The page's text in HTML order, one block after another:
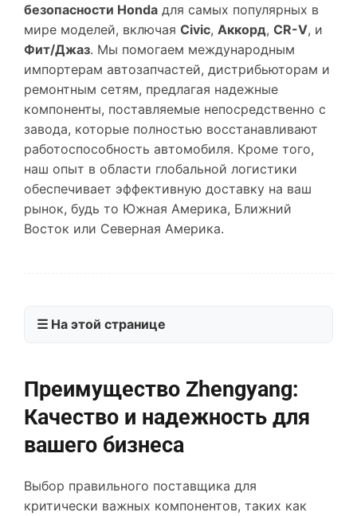
безопасности Honda для самых популярных в
мире моделей, включая Civic, Аккорд, CR-V, и
Фит/Джаз. Мы помогаем международным
импортерам автозапчастей, дистрибьюторам и
ремонтным сетям, предлагая надежные
компоненты, поставляемые непосредственно с
завода, которые полностью восстанавливают
работоспособность автомобиля. Кроме того,
наш опыт в области глобальной логистики
обеспечивает эффективную доставку на ваш
рынок, будь то Южная Америка, Ближний
Восток или Северная Америка.
☰ На этой странице
Преимущество Zhengyang:
Качество и надежность для
вашего бизнеса
Выбор правильного поставщика для
критически важных компонентов, таких как